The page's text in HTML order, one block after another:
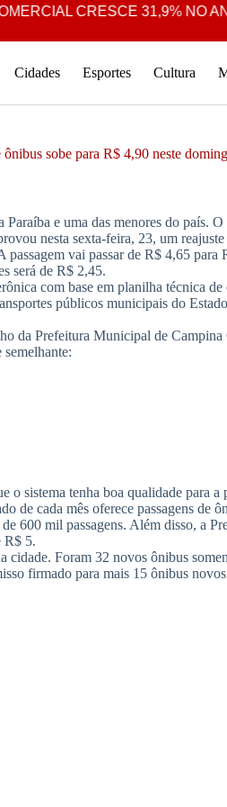
CRESCE 31,9% NO ANO
Cidades Esportes Cultura
sobe para R$ 4,90 neste
e uma das menores do país.
nesta sexta-feira, 23, um
vai passar de R$ 4,65 para
será de R$ 2,45.
com base em planilha técnica de
públicos municipais do
da Prefeitura Municipal de Campina
o sistema tenha boa qualidade para a
de cada mês oferece passagens de
600 mil passagens. Além disso, a
R$ 5.
cidade. Foram 32 novos ônibus
firmado para mais 15 ônibus novos